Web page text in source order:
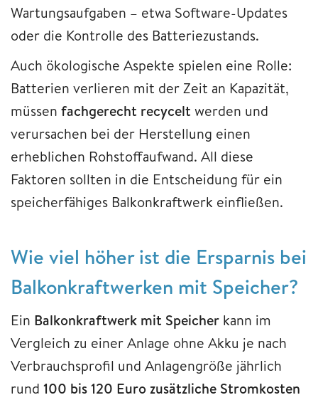
Wartungsaufgaben – etwa Software-Updates
oder die Kontrolle des Batteriezustands.
Auch ökologische Aspekte spielen eine Rolle:
Batterien verlieren mit der Zeit an Kapazität,
müssen fachgerecht recycelt werden und
verursachen bei der Herstellung einen
erheblichen Rohstoffaufwand. All diese
Faktoren sollten in die Entscheidung für ein
speicherfähiges Balkonkraftwerk einfließen.
Wie viel höher ist die Ersparnis bei
Balkonkraftwerken mit Speicher?
Ein Balkonkraftwerk mit Speicher kann im
Vergleich zu einer Anlage ohne Akku je nach
Verbrauchsprofil und Anlagengröße jährlich
rund 100 bis 120 Euro zusätzliche Stromkosten